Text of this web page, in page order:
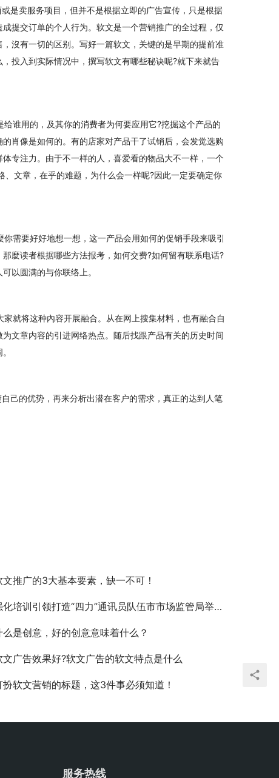
卖服务项目，但并不是根据立即的广告宣传，只是根据
提交订单的个人行为。软文是一个营销推广的全过程，仅
沒有一切的区别。写好一篇软文，关键的是早期的提前准
投入到实际情况中，撰写软文有哪些秘诀呢?就下来就告
用的，及其你的消费者为何要应用它?挖掘这个产品的
肖像是如何的。有的店家对产品干了试销后，会发觉选购
专注力。由于不一样的人，喜爱看的物品大不一样，一个
文章，在乎的难题，为什么会一样呢?因此一定要确定你
要好好地想一想，这一产品会用如何的促销手段来吸引
麼读者根据哪些方法报考，如何交费?如何留有联系电话?
以圆满的与你联络上。
将这种內容开展融合。从在网上搜集材料，也有融合自
文章内容的引进网络热点。随后找跟产品有关的历史时间
的优势，再来分析出潜在客户的需求，真正的达到人笔
文推广的3大基本要素，缺一不可！
培训引领打造“四力”通讯员队伍市市场监管局举办公文写作与新闻宣传培训
么是创意，好的创意意味着什么？
文广告效果好?软文广告的软文特点是什么
扮软文营销的标题，这3件事必须知道！
服务热线